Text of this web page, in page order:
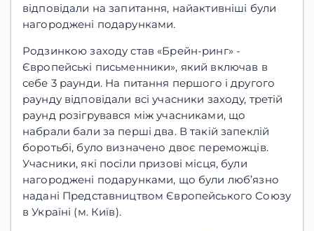
відповідали на запитання, найактивніші були
нагороджені подарунками.
Родзинкою заходу став «Брейн-ринг» -
Європейські письменники», який включав в
себе 3 раунди. На питання першого і другого
раунду відповідали всі учасники заходу, третій
раунд розігрувався між учасниками, що
набрали бали за перші два. В такій запеклій
боротьбі, було визначено двоє переможців.
Учасники, які посіли призові місця, були
нагороджені подарунками, що були люб’язно
надані Представництвом Європейського Союзу
в Україні (м. Київ).